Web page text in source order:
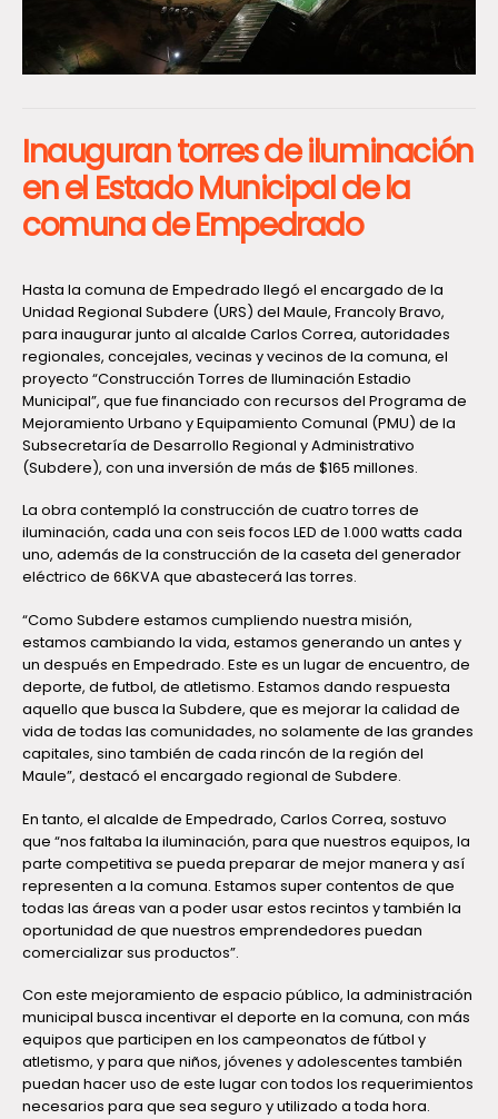
Inauguran torres de iluminación
en el Estado Municipal de la
comuna de Empedrado
Hasta la comuna de Empedrado llegó el encargado de la
Unidad Regional Subdere (URS) del Maule, Francoly Bravo,
para inaugurar junto al alcalde Carlos Correa, autoridades
regionales, concejales, vecinas y vecinos de la comuna, el
proyecto “Construcción Torres de Iluminación Estadio
Municipal”, que fue financiado con recursos del Programa de
Mejoramiento Urbano y Equipamiento Comunal (PMU) de la
Subsecretaría de Desarrollo Regional y Administrativo
(Subdere), con una inversión de más de $165 millones.
La obra contempló la construcción de cuatro torres de
iluminación, cada una con seis focos LED de 1.000 watts cada
uno, además de la construcción de la caseta del generador
eléctrico de 66KVA que abastecerá las torres.
“Como Subdere estamos cumpliendo nuestra misión,
estamos cambiando la vida, estamos generando un antes y
un después en Empedrado. Este es un lugar de encuentro, de
deporte, de futbol, de atletismo. Estamos dando respuesta
aquello que busca la Subdere, que es mejorar la calidad de
vida de todas las comunidades, no solamente de las grandes
capitales, sino también de cada rincón de la región del
Maule”, destacó el encargado regional de Subdere.
En tanto, el alcalde de Empedrado, Carlos Correa, sostuvo
que “nos faltaba la iluminación, para que nuestros equipos, la
parte competitiva se pueda preparar de mejor manera y así
representen a la comuna. Estamos super contentos de que
todas las áreas van a poder usar estos recintos y también la
oportunidad de que nuestros emprendedores puedan
comercializar sus productos”.
Con este mejoramiento de espacio público, la administración
municipal busca incentivar el deporte en la comuna, con más
equipos que participen en los campeonatos de fútbol y
atletismo, y para que niños, jóvenes y adolescentes también
puedan hacer uso de este lugar con todos los requerimientos
necesarios para que sea seguro y utilizado a toda hora.